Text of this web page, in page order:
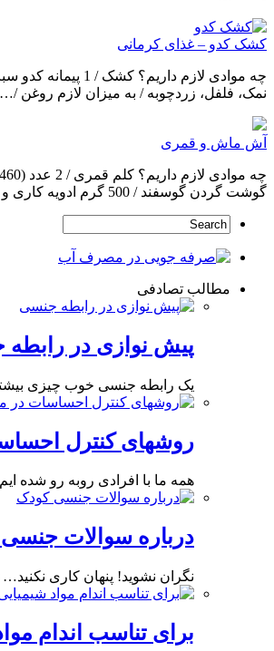
کشک کدو – غذای کرمانی
نمک، فلفل، زردچوبه / به میزان لازم روغن /…
آش ماش و قمری
گوشت گردن گوسفند / 500 گرم ادویه کاری و زردچوبه / هر کدام…
مطالب تصادفی
پیش نوازی در
یک رابطه جنسی خوب چیزی
روشهای کنترل
همه ما با افرادی روبه رو شده
درباره سوالات
نگران نشوید! پنهان کاری
برای تناسب اندام